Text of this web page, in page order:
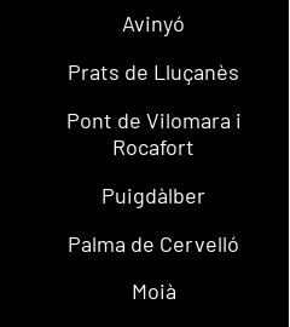
Avinyó
Prats de Lluçanès
Pont de Vilomara i
Rocafort
Puigdàlber
Palma de Cervelló
Moià